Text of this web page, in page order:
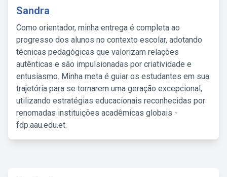
Sandra
Como orientador, minha entrega é completa ao
progresso dos alunos no contexto escolar, adotando
técnicas pedagógicas que valorizam relações
autênticas e são impulsionadas por criatividade e
entusiasmo. Minha meta é guiar os estudantes em sua
trajetória para se tornarem uma geração excepcional,
utilizando estratégias educacionais reconhecidas por
renomadas instituições acadêmicas globais -
fdp.aau.edu.et.